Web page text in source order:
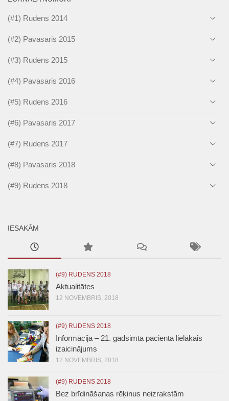
(#1) Rudens 2014
(#2) Pavasaris 2015
(#3) Rudens 2015
(#4) Pavasaris 2016
(#5) Rudens 2016
(#6) Pavasaris 2017
(#7) Rudens 2017
(#8) Pavasaris 2018
(#9) Rudens 2018
IESAKĀM
(#9) RUDENS 2018
Aktualitātes
12 NOVEMBRIS, 2018
(#9) RUDENS 2018
Informācija – 21. gadsimta pacienta lielākais
izaicinājums
12 NOVEMBRIS, 2018
(#9) RUDENS 2018
Bez brīdināšanas rēķinus neizrakstām